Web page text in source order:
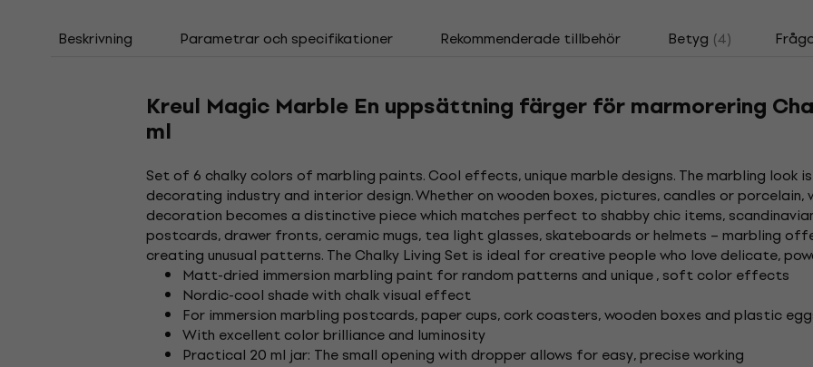
Beskrivning Parametrar och specifikationer Rekommenderade tillbehör Betyg (4)
Kreul Magic Marble En uppsättning färger för marmorering
ml
Set of 6 chalky colors of marbling paints. Cool effects, unique marble designs. The marbling look
decorating industry and interior design. Whether on wooden boxes, pictures, candles or
decoration becomes a distinctive piece which matches perfect to shabby chic items,
postcards, drawer fronts, ceramic mugs, tea light glasses, skateboards or helmets – marbling
creating unusual patterns. The Chalky Living Set is ideal for creative people who love delicate,
Matt-dried immersion marbling paint for random patterns and unique , soft color effects
Nordic-cool shade with chalk visual effect
For immersion marbling postcards, paper cups, cork coasters, wooden boxes and plastic
With excellent color brilliance and luminosity
Practical 20 ml jar: The small opening with dropper allows for easy, precise working